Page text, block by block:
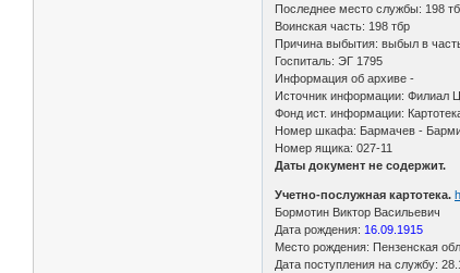
Последнее место службы: 198
Воинская часть: 198 тбр
Причина выбытия: выбыл в
Госпиталь: ЭГ 1795
Информация об архиве -
Источник информации: Филиал
Фонд ист. информации:
Номер шкафа: Бармачев -
Номер ящика: 027-11
Даты документ не содержит.
Учетно-послужная картотека.
Бормотин Виктор Васильевич
Дата рождения: 16.09.1915
Место рождения: Пензенская
Дата поступления на службу: